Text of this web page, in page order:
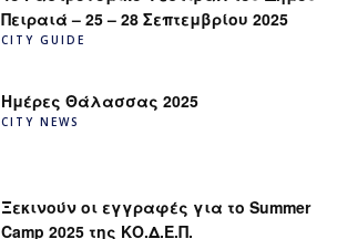
Πειραιά – 25 – 28 Σεπτεμβρίου 2025
CITY GUIDE
Ημέρες Θάλασσας 2025
CITY NEWS
Ξεκινούν οι εγγραφές για το Summer
Camp 2025 της ΚΟ.Δ.Ε.Π.